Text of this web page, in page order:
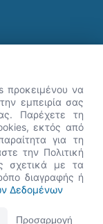
Google Chrome, Mozilla Firefox,
η Νόησις.
σε βοηθήσω
προκειμένου να
εμπειρία σας
Παρέχετε τη
εκτός από
για τη
την Πολιτική
σχετικά με τα
διαγραφής ή
Δεδομένων
Προσαρμογή